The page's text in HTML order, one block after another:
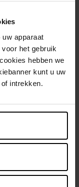
apparaat
het gebruik
hebben we
kunt u uw
intrekken.
35€.